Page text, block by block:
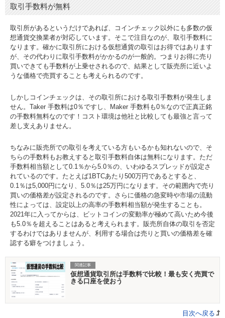
取引手数料が無料
取引所があるというだけであれば、コインチェック以外にも多数の仮
想通貨交換業者が対応しています。そこで注目なのが、取引手数料に
なります。確かに取引所における仮想通貨の取引はお得ではあります
が、その代わりに取引手数料がかかるのが一般的。つまりお得に売り
買いできても手数料が上乗せされるので、結果として販売所に近いよ
うな価格で売買することも考えられるのです。
しかしコインチェックは、その取引所における取引手数料が発生しま
せん。Taker 手数料は0％ですし、Maker 手数料も0％なので正真正銘
の手数料無料なのです！コスト環境は他社と比較しても最強と言って
差し支えありません。
ちなみに販売所での取引を考えている方もいるかも知れないので、そ
ちらの手数料もお教えすると取引手数料自体は無料になります。ただ
手数料相当額として0.1％から5.0％の、いわゆるスプレッドが設定さ
れているのです。たとえば1BTCあたり500万円であるとすると、
0.1％は5,000円になり、5.0％は25万円になります。その範囲内で売り
買いの価格差が設定されるのです。さらに価格の急変時や市場の流動
性によっては、設定以上の高率の手数料相当額が発生することも。
2021年に入ってからは、ビットコインの変動率が極めて高いため今後
も5.0％を超えることはあると考えられます。販売所自体の取引を否定
するわけではありませんが、利用する場合は売りと買いの価格差を確
認する癖をつけましょう。
関連記事
仮想通貨取引所は手数料で比較！最も安く売買で
きる口座を使おう
目次へ戻る